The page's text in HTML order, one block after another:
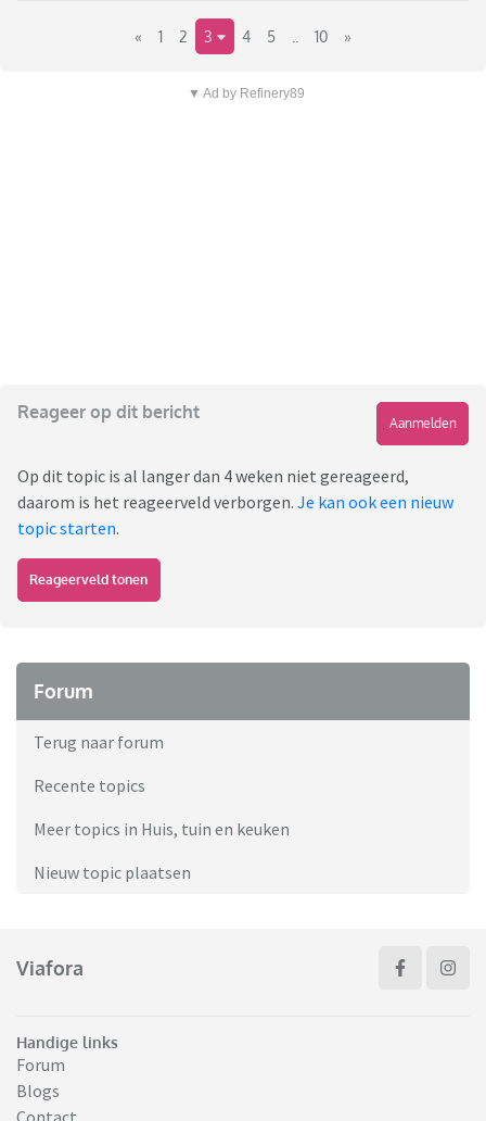
« 1 2 3 4 5 10 »
▼ Ad by Refinery89
Reageer op dit bericht
Aanmelden
Op dit topic is al langer dan 4 weken niet gereageerd,
daarom is het reageerveld verborgen. Je kan ook een nieuw
topic starten.
Reageerveld tonen
Forum
Terug naar forum
Recente topics
Meer topics in Huis, tuin en keuken
Nieuw topic plaatsen
Viafora
Handige links
Forum
Blogs